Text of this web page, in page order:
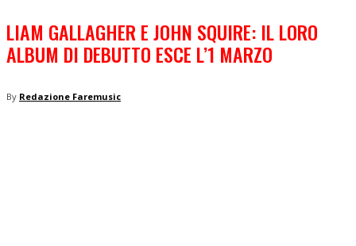
LIAM GALLAGHER E JOHN SQUIRE: IL LORO
ALBUM DI DEBUTTO ESCE L’1 MARZO
By Redazione Faremusic